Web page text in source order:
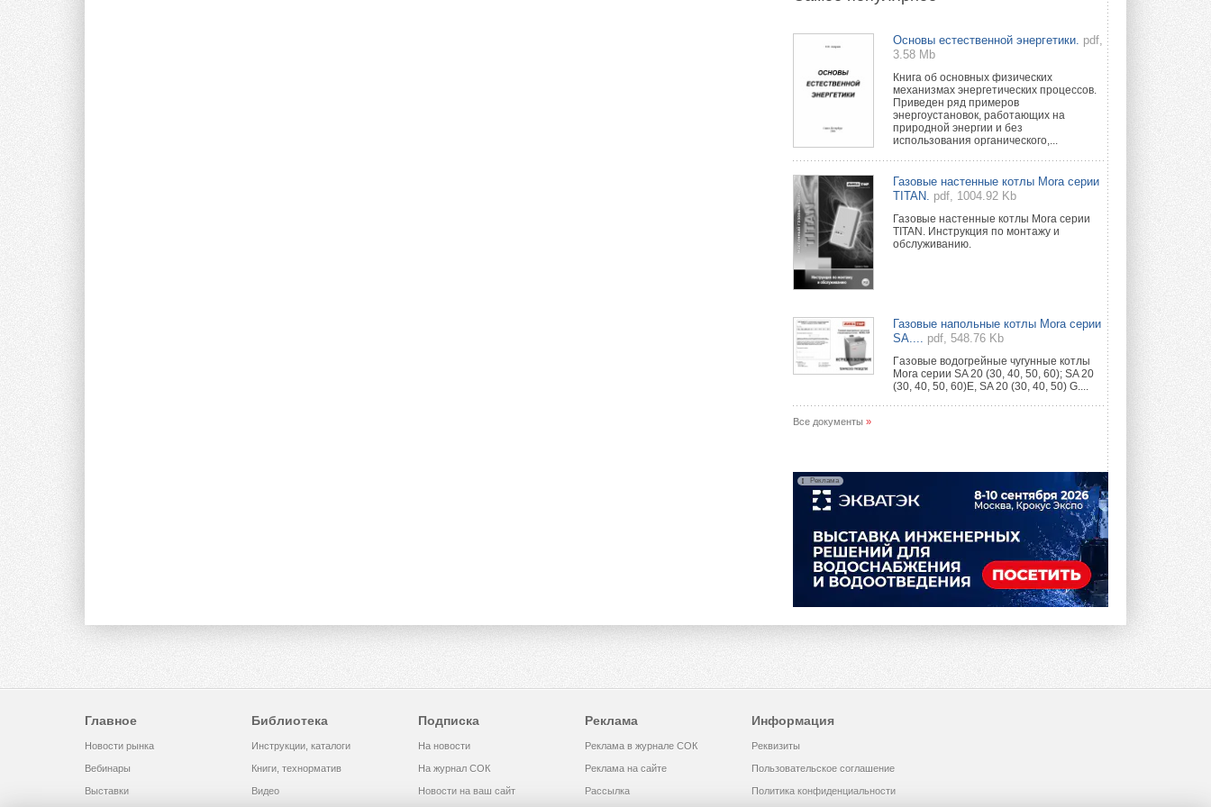
новую производственную
площадку
Открытие нового завода состоялось
сегодня в Мытищах ...
29 ИЮЛЯ 2026
Stiebel Eltron — спонсирует
международные соревнования
25 спортсменов, выступающих в
прыжках с трамплина и лыжном
двоеборье на международных ...
29 ИЮЛЯ 2026
Новый фирменный магазин
Токио — лидер по
интенсивности использования
кондиционеров
Данные получены в ходе очередного
опроса Daikin о восприятии жары ...
валидацию NVIDIA для ИИ-дата-
Компания становится официальным
партнёром NVIDIA по системам ...
В Великобритании предлагают
сделать кондиционирование
обязательным для новостроек
Либеральные демократы внесли
В Подмосковье запустят
производство холодильной
техники и теплообменного
Ридан объявил о старте продаж
автоматического
Основы естественной энергетики. pdf,
3.58 Mb
Книга об основных физических
механизмах энергетических процессов.
Приведен ряд примеров
энергоустановок, работающих на
природной энергии и без
использования органического,...
Газовые настенные котлы Mora серии
TITAN. pdf, 1004.92 Kb
Газовые настенные котлы Mora серии
TITAN. Инструкция по монтажу и
обслуживанию.
Газовые напольные котлы Mora серии
SA....
pdf, 548.76 Kb
Гaзовые водогрeйные чугунные котлы
Mora серии SA 20 (30, 40, 50, 60); SA 20
(30, 40, 50, 60)E, SA 20 (30, 40, 50) G....
Все документы »
Реклама
Главное
Новости рынка
Вебинары
Выставки
Библиотека
Инструкции, каталоги
Книги, технорматив
Видео
Подписка
На новости
На журнал СОК
Новости на ваш сайт
Реклама
Реклама в журнале СОК
Реклама на сайте
Рассылка
Информация
Реквизиты
Пользовательское соглашение
Политика конфиденциальности